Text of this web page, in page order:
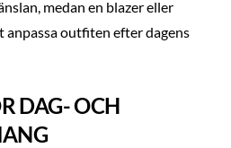
medan en blazer eller
anpassa outfiten efter dagens
DAG- OCH